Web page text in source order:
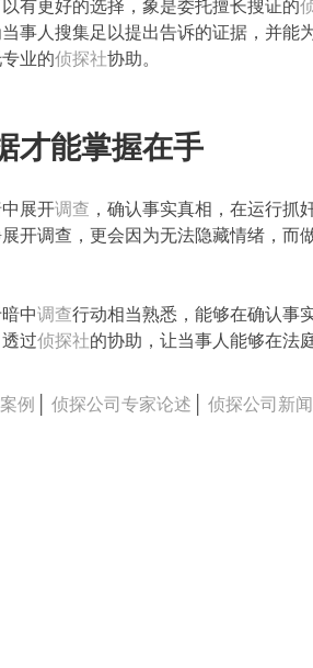
有更好的选择，象是委托擅长搜证的
事人搜集足以提出告诉的证据，并能
业的侦探社协助。
才能掌握在手
展开调查 ，确认事实真相，在运行
开调查，更会因为无法隐藏情绪，
中调查行动相当熟悉，能够在确认事
过侦探社的协助，让当事人能够在法
例 │侦探公司专家论述 │侦探公司新闻